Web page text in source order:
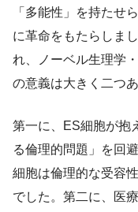
「多能性」を持たせ
に革命をもたらしま
れ、ノーベル生理学
の意義は大きく二つあ
第一に、ES細胞が抱
る倫理的問題」を回
細胞は倫理的な受容
でした。第二に、医